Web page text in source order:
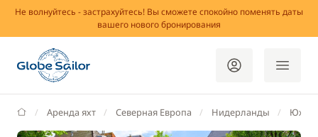
Не волнуйтесь - застрахуйтесь! Вы сможете спокойно поменять даты
вашего нового бронирования
GlobeSailor
Аренда яхт Северная Европа Нидерланды